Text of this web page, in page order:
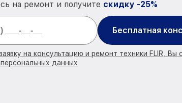
на ремонт и получите скидку -25%
Бесплатная
на консультацию и ремонт техники FLIR, Вы
данных